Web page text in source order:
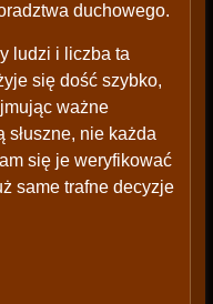
duchowego.
ludzi i liczba ta
się dość szybko,
ważne
nie każda
się je weryfikować
same trafne decyzje